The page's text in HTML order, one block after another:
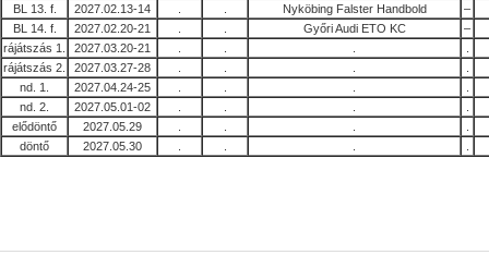
BL 13. f.
2027.02.13-14 Nyköbing Falster Handbold
–
BL 14. f.
2027.02.20-21 Győri Audi ETO KC
–
rájátszás 1.
2027.03.20-21
rájátszás 2.
2027.03.27-28
nd. 1.
2027.04.24-25
nd. 2.
2027.05.01-02
elődöntő
2027.05.29
döntő
2027.05.30